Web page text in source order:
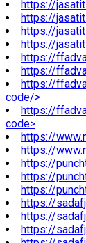
https://
https://
https://
https://
https://
https://
https://
code/>
https://
code>
https://
https://
https://
https://
https://
https://
https://
https://